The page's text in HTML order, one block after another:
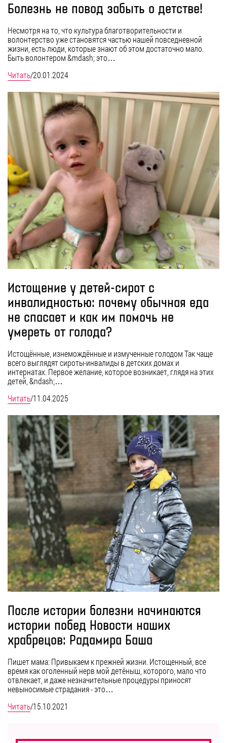
Болезнь не повод забыть о детстве!
Несмотря на то, что культура благотворительности и
волонтерство уже становятся частью нашей повседневной
жизни, есть люди, которые знают об этом достаточно мало.
Быть волонтером &mdash; это…
Читать/20.01.2024
Истощение у детей-сирот с
инвалидностью: почему обычная еда
не спасает и как им помочь не
умереть от голода?
Истощённые, изнемождённые и измученные голодом Так чаще
всего выглядят сироты-инвалиды в детских домах и
интернатах. Первое желание, которое возникает, глядя на этих
детей, &ndash;…
Читать/11.04.2025
После истории болезни начинаются
истории побед Новости наших
храбрецов: Радамира Баша
Пишет мама: Привыкаем к прежней жизни. Истощенный, все
время как оголенный нерв мой детёныш, которого, мало что
отвлекает, и даже незначительные процедуры приносят
невыносимые страдания - это…
Читать/15.10.2021